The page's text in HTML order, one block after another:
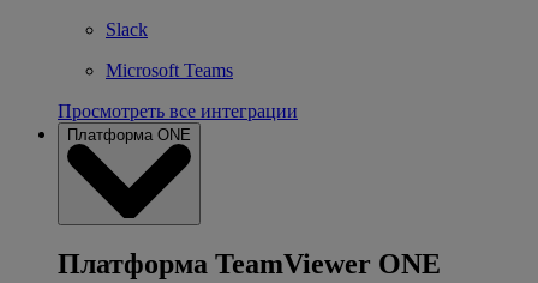
Slack
Microsoft Teams
Просмотреть все интеграции
Платформа ONE
Платформа TeamViewer ONE